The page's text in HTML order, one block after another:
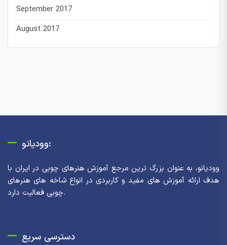
September 2017
August 2017
وودیانو:
وودیانو، به عنوان بزرگ ترین مرجع آموزش هنرهای چوبی در ایران با
هدف ارائه آموزش های مفید و کاربردی در انواع شاخه های هنرهای
چوبی فعالیت دارد.
دسترسی سریع